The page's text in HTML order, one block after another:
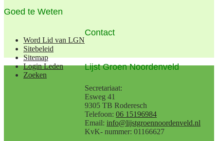
Goed te Weten
Word Lid van LGN
Sitebeleid
Sitemap
Login Leden
Zoeken
Contact
Lijst Groen Noordenveld
Secretariaat:
Esweg 41
9305 TB Roderesch
Telefoon: 06 15196984
Email: info@lijstgroennoordenveld.nl
KvK- nummer: 01166627